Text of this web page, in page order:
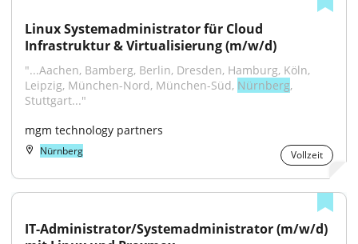
Linux Systemadministrator für Cloud
Infrastruktur & Virtualisierung (m/w/d)
"...Aachen, Bamberg, Berlin, Dresden, Hamburg, Köln,
Leipzig, München-Nord, München-Süd, Nürnberg,
Stuttgart..."
mgm technology partners
Nürnberg Vollzeit
IT-Administrator/Systemadministrator (m/w/d)